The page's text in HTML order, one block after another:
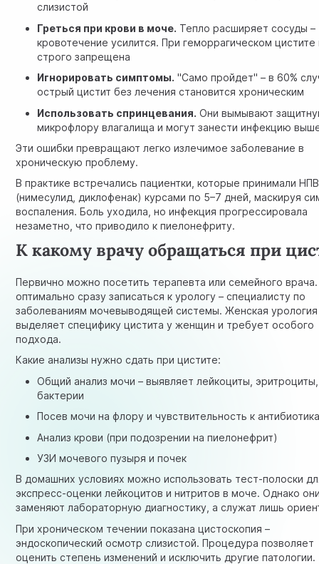
слизистой
Греться при крови в моче. Тепло расширяет сосуды –
кровотечение усилится. При геморрагическом цистите
строго запрещена
Игнорировать симптомы. "Само пройдет" – в 60%
острый цистит без лечения становится хроническим
Использовать спринцевания. Они вымывают
микрофлору влагалища и могут занести инфекцию
Эти ошибки превращают легко излечимое заболевание в
хроническую проблему.
В практике встречались пациентки, которые принимали
(нимесулид, диклофенак) курсами по 5–7 дней, маскируя
воспаления. Боль уходила, но инфекция прогрессировала
незаметно, что приводило к пиелонефриту.
К какому врачу обращаться при
Первично можно посетить терапевта илисемейного врача
оптимально сразу записаться к урологу – специалисту по
заболеваниям мочевыводящей системы. Женская урология
выделяет специфику цистита у женщин и требует особого
подхода.
Какие анализы нужно сдать при цистите:
Общий анализ мочи – выявляет лейкоциты, эритроциты,
бактерии
Посев мочи на флору и чувствительность к
Анализ крови (при подозрении на пиелонефрит)
УЗИ мочевого пузыря и почек
В домашних условиях можно использовать тест-полоски
экспресс-оценки лейкоцитов и нитритов в моче. Однако
заменяют лабораторную диагностику, а служат лишь
При хроническом течении показана цистоскопия –
эндоскопический осмотр слизистой. Процедура позволяет
оценить степень изменений и исключить другие патологии.